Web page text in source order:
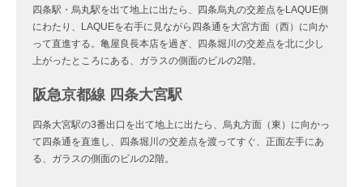
四条駅・烏丸駅を出て地上に出たら、四条烏丸の交差点をLAQUE側
にわたり、LAQUEを右手に見ながら四条通を大宮方面（西）に向か
って直進する。亀屋良長本店を過ぎ、四条堀川の交差点を北に少し
上がったところにある、ガラスの側面のビルの2階。
阪急京都線 四条大宮駅
四条大宮駅の3番出口を出て地上に出たら、烏丸方面（東）に向かっ
て四条通を直進し、四条堀川の交差点を渡ってすぐ、正面左手にあ
る、ガラスの側面のビルの2階。